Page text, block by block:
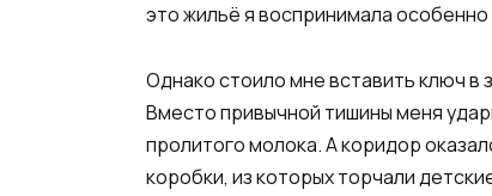
это жильё я воспринимала
Однако стоило мне вставить ключ в
Вместо привычной тишины меня
пролитого молока. А коридор
коробки, из которых торчали